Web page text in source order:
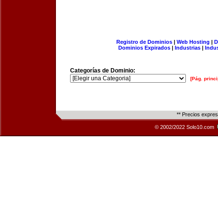
Registro de Dominios| Web Hosting |
Dominios Expirados | Industrias |
Categorías de Dominio:
[Pág.
** Precios
© 2002/2022 Solo10.com